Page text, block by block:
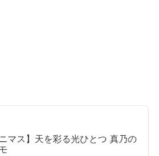
ニマス】天を彩る光ひとつ 真乃の